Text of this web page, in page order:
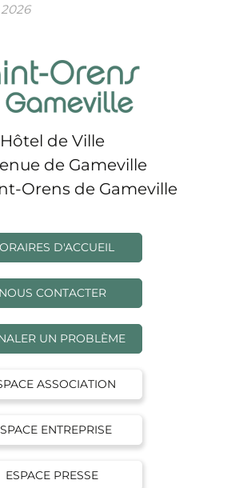
Hôtel de Ville
de Gameville
Orens de Gameville
D'ACCUEIL
NOUS CONTACTER
UN PROBLÈME
ASSOCIATION
ENTREPRISE
ESPACE PRESSE